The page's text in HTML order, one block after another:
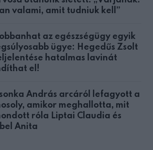
valami, amit tudniuk kell”
az egészségügy egyik
ügye: Hegedűs Zsolt
hatalmas lavinát
el!
András arcáról lefagyott a
amikor meghallotta, mit
róla Liptai Claudia és
Anita